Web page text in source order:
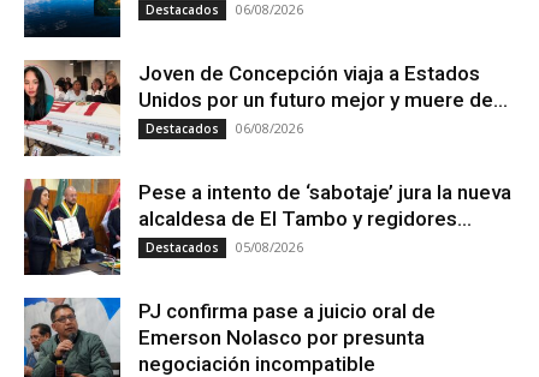
Destacados 06/08/2026
Joven de Concepción viaja a Estados
Unidos por un futuro mejor y muere de...
Destacados 06/08/2026
Pese a intento de ‘sabotaje’ jura la nueva
alcaldesa de El Tambo y regidores...
Destacados 05/08/2026
PJ confirma pase a juicio oral de
Emerson Nolasco por presunta
negociación incompatible